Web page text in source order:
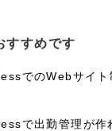
すすめです
でのWebサイト
で出勤管理が作